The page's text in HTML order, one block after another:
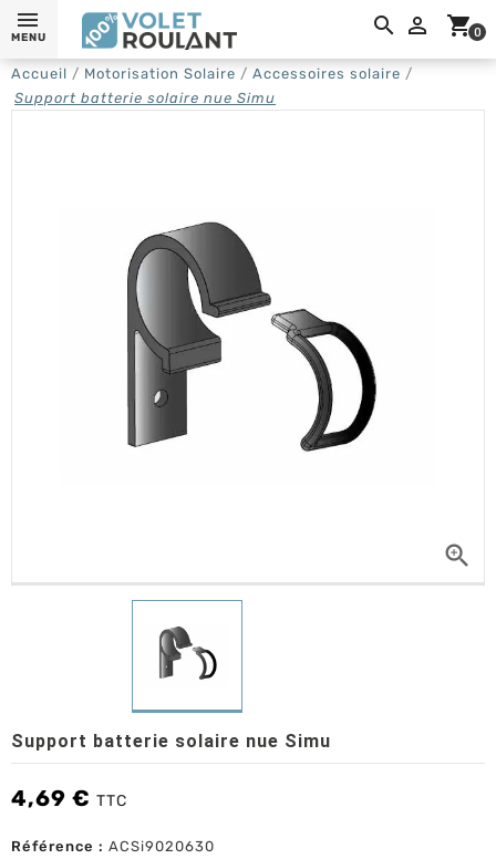
 shopping_cart0
MENU
Accueil Motorisation Solaire
Accessoires solaire
Support batterie solaire nue Simu

Support batterie solaire nue Simu
4,69 € TTC
Référence : ACSi9020630